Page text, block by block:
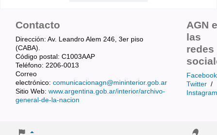
Contacto
Dirección: Av. Leandro Alem 246, 3er piso
(CABA).
Código postal: C1003AAP
Teléfono: 2206-0013
Correo
electrónico: comunicacionagn@mininterior.gob.ar
Sitio Web: www.argentina.gob.ar/interior/archivo-
general-de-la-nacion
AGN
las
redes
Facebook
Twitter /
Instagram